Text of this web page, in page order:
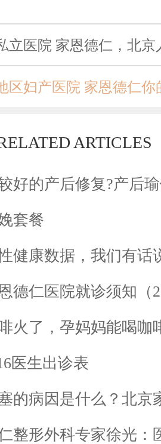
立医院 家恩德仁，北京
区妇产医院 家恩德仁你
ARTICLES
好的产后修复?产后
套餐
健康数据，我们有话
火了，孕妈妈能喝咖
医生出诊表
的病因是什么？北京
整形外科专家徐光：